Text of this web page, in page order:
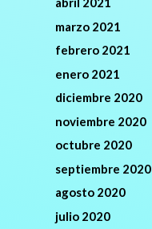
marzo 2021
febrero 2021
enero 2021
diciembre 2020
noviembre 2020
octubre 2020
septiembre 2020
agosto 2020
julio 2020